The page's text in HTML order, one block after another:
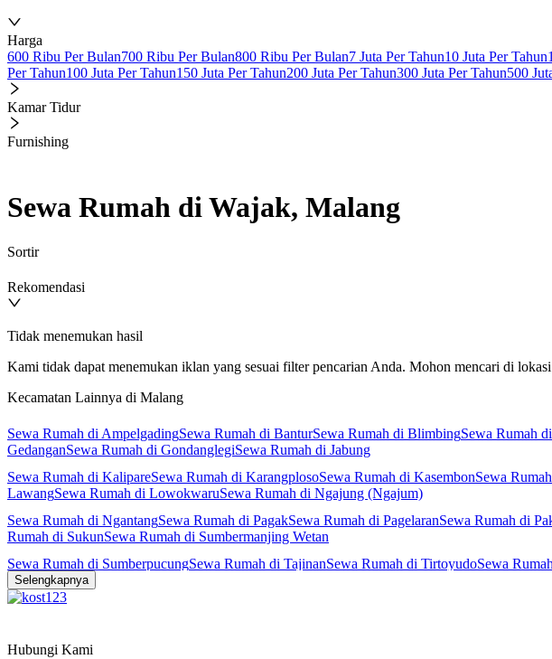
Harga
600 Ribu Per Bulan700 Ribu Per Bulan800 Ribu Per Bulan7 Juta Per Tahun10 Juta Per Tahun
Per Tahun100 Juta Per Tahun150 Juta Per Tahun200 Juta Per Tahun300 Juta Per Tahun500
Kamar Tidur
Furnishing
Sewa Rumah di Wajak, Malang
Sortir
Rekomendasi
Tidak menemukan hasil
Kami tidak dapat menemukan iklan yang sesuai filter pencarian Anda. Mohon mencari di
Kecamatan Lainnya di Malang
Sewa Rumah di AmpelgadingSewa Rumah di BanturSewa Rumah di BlimbingSewa Rumah
GedanganSewa Rumah di GondanglegiSewa Rumah di Jabung
Sewa Rumah di KalipareSewa Rumah di KarangplosoSewa Rumah di KasembonSewa
LawangSewa Rumah di LowokwaruSewa Rumah di Ngajung (Ngajum)
Sewa Rumah di NgantangSewa Rumah di PagakSewa Rumah di PagelaranSewa Rumah di
Rumah di SukunSewa Rumah di Sumbermanjing Wetan
Sewa Rumah di SumberpucungSewa Rumah di TajinanSewa Rumah di TirtoyudoSewa
Selengkapnya
Hubungi Kami